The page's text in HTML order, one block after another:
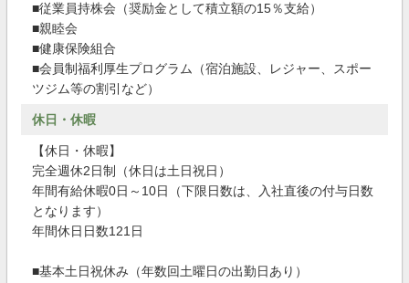
■従業員持株会（奨励金として積立額の15％支給）
■親睦会
■健康保険組合
■会員制福利厚生プログラム（宿泊施設、レジャー、スポー
ツジム等の割引など）
休日・休暇
【休日・休暇】
完全週休2日制（休日は土日祝日）
年間有給休暇0日～10日（下限日数は、入社直後の付与日数
となります）
年間休日日数121日
■基本土日祝休み（年数回土曜日の出勤日あり）